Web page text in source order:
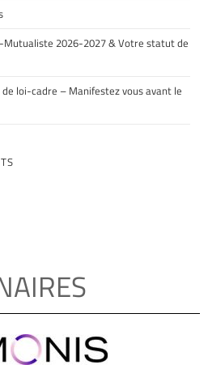
Mutualiste 2026-2027 & Votre statut de
loi-cadre – Manifestez vous avant le